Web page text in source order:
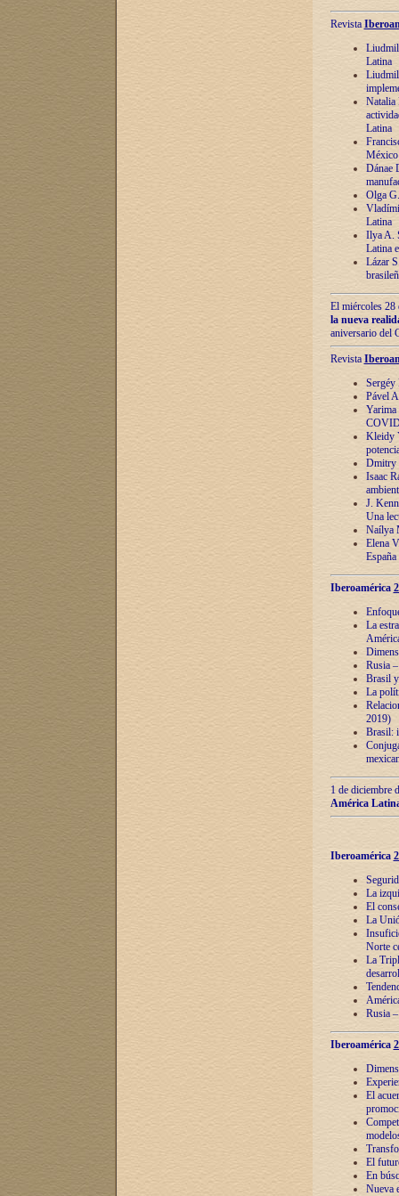
Revista
Latina
Natalia
Latina
México
Dánae
Olga
Latina
Ilya A.
Latina
Lázar
El miércoles 28
la nueva
aniversario del
Revista
Sergéy
Pável
Yarima
Kleidy
Dmitry
Isaac
J.
Una
Naílya
Elena
España
Iberoamérica
La
Rusia
Brasil
La
2019)
Brasil:
1 de diciembre
América
Iberoamérica
La
El
La
Norte
La
Rusia
Iberoamérica
El
El
En
Nueva